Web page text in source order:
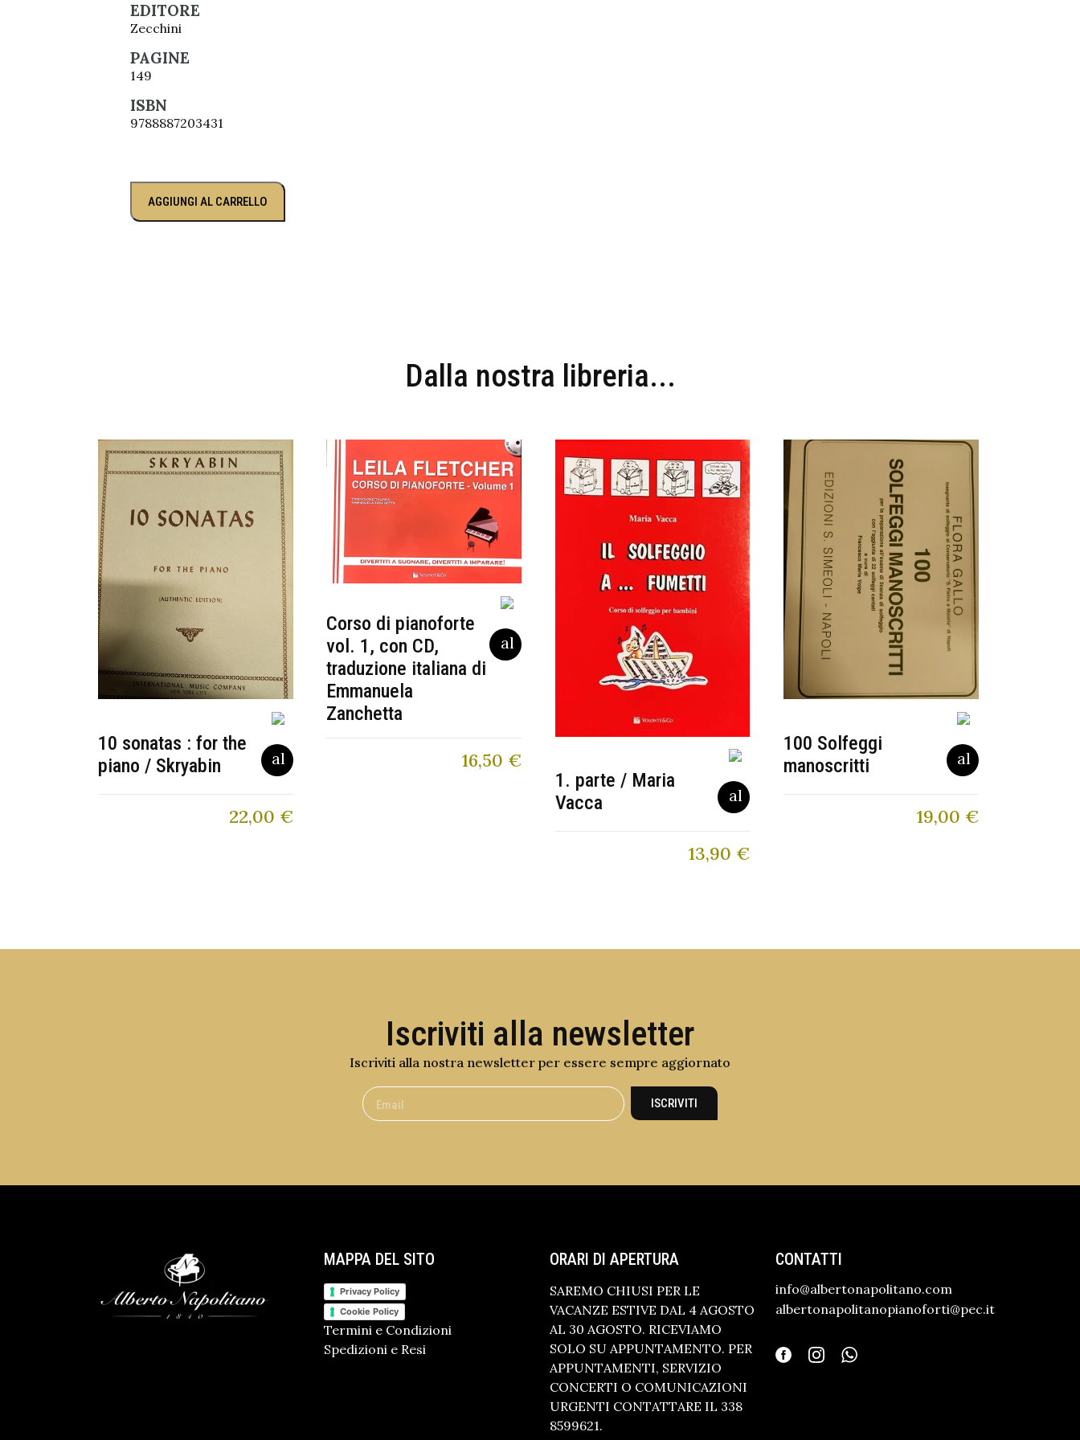
EDITORE
Zecchini
PAGINE
149
ISBN
9788887203431
AGGIUNGI AL CARRELLO
Dalla nostra libreria...
10 sonatas : for the
piano / Skryabin
22,00 €
Corso di pianoforte
vol. 1, con CD,
traduzione italiana di
Emmanuela
Zanchetta
16,50 €
1. parte / Maria
Vacca
13,90 €
100 Solfeggi
manoscritti
19,00 €
Iscriviti alla newsletter
Iscriviti alla nostra newsletter per essere sempre aggiornato
ISCRIVITI
MAPPA DEL SITO
Privacy Policy
Cookie Policy
Termini e Condizioni
Spedizioni e Resi
ORARI DI APERTURA
SAREMO CHIUSI PER LE
VACANZE ESTIVE DAL 4 AGOSTO
AL 30 AGOSTO. RICEVIAMO
SOLO SU APPUNTAMENTO. PER
APPUNTAMENTI, SERVIZIO
CONCERTI O COMUNICAZIONI
URGENTI CONTATTARE IL 338
8599621.
CONTATTI
info@albertonapolitano.com
albertonapolitanopianoforti@pec.it